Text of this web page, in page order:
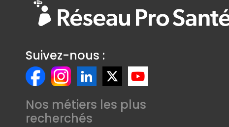
Suivez-nous :
Nos métiers les plus
recherchés